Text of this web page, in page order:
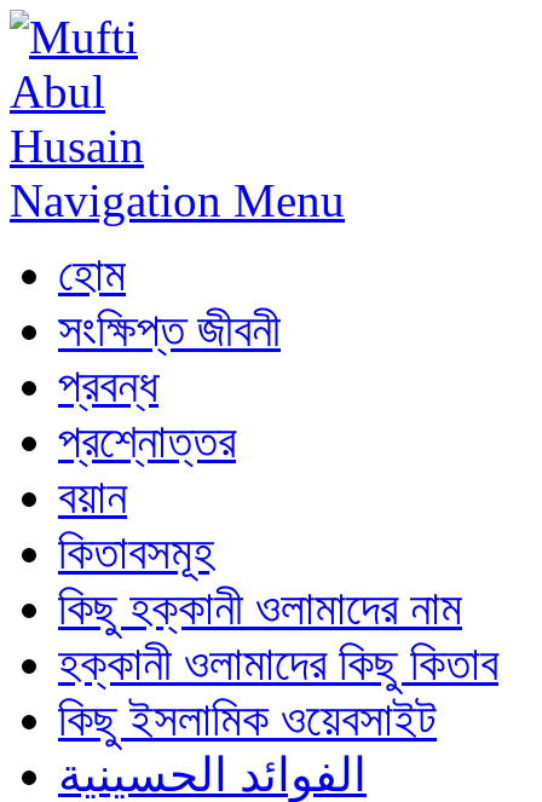
Navigation Menu
হোম
সংক্ষিপ্ত জীবনী
প্রবন্ধ
প্রশ্নোত্তর
বয়ান
কিতাবসমূহ
কিছু হক্কানী ওলামাদের নাম
হক্কানী ওলামাদের কিছু কিতাব
কিছু ইসলামিক ওয়েবসাইট
الفوائد الحسينية